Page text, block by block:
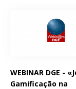
WEBINAR DGE -
Gamificação na